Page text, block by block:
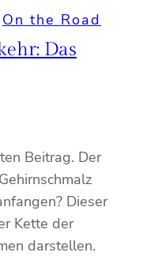
On the Road
Das
Beitrag. Der
Dieser
Kette der
darstellen.